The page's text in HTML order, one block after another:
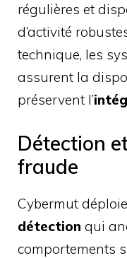
régulières et
d’activité
technique, les
assurent la
préservent l’
Détection
fraude
Cybermut
détection qui
comportements